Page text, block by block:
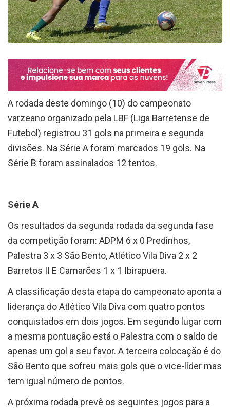
A rodada deste domingo (10) do campeonato
varzeano organizado pela LBF (Liga Barretense de
Futebol) registrou 31 gols na primeira e segunda
divisões. Na Série A foram marcados 19 gols. Na
Série B foram assinalados 12 tentos.
Série A
Os resultados da segunda rodada da segunda fase
da competição foram: ADPM 6 x 0 Predinhos,
Palestra 3 x 3 São Bento, Atlético Vila Diva 2 x 2
Barretos II E Camarões 1 x 1 Ibirapuera.
A classificação desta etapa do campeonato aponta a
liderança do Atlético Vila Diva com quatro pontos
conquistados em dois jogos. Em segundo lugar com
a mesma pontuação está o Palestra com o saldo de
apenas um gol a seu favor. A terceira colocação é do
São Bento que sofreu mais gols que o vice-líder mas
tem igual número de pontos.
A próxima rodada prevê os seguintes jogos para a